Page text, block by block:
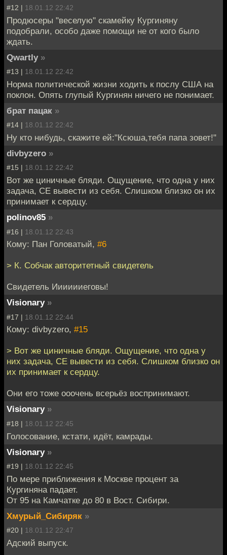
#12 | 18.01.12 22:42
Продюсеры "веселую" скамейку Кургиняну
подобрали, особо даже помощи не от кого было
ждать.
Qwartly »
#13 | 18.01.12 22:42
Норма политической жизни ходить к послу США на
поклон. Опять глупый Кургинян ничего не понимает.
брат пацак »
#14 | 18.01.12 22:42
Ну кто нибудь, скажите ей:"Ксюша,тебя папа зовет!"
divbyzero »
#15 | 18.01.12 22:42
Вот же циничные бляди. Ощущение, что одна у них
задача, СЕ вывести из себя. Слишком близко он их
принимает к сердцу.
polinov85 »
#16 | 18.01.12 22:43
Кому: Пан Головатый, #6
> К. Собчак авторитетный свидетель
Свидетель Ииииииеговы!
Visionary »
#17 | 18.01.12 22:44
Кому: divbyzero, #15
> Вот же циничные бляди. Ощущение, что одна у
них задача, СЕ вывести из себя. Слишком близко он
их принимает к сердцу.
Они его тоже ооочень всерьёз воспринимают.
Visionary »
#18 | 18.01.12 22:45
Голосование, кстати, идёт, камрады.
Visionary »
#19 | 18.01.12 22:45
По мере приближения к Москве процент за
Кургиняна падает.
От 95 на Камчатке до 80 в Вост. Сибири.
Хмурый_Сибиряк »
#20 | 18.01.12 22:47
Адский выпуск.